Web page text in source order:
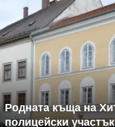
Родната къща на
полицейски участък